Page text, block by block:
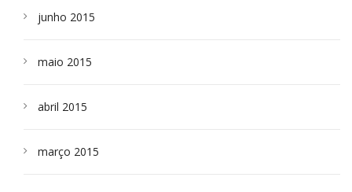
junho 2015
maio 2015
abril 2015
março 2015